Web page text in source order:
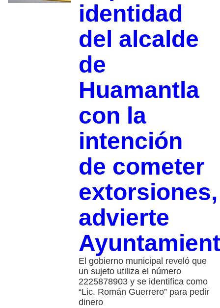
identidad
del alcalde
de
Huamantla
con la
intención
de cometer
extorsiones,
advierte
El gobierno municipal reveló que
un sujeto utiliza el número
2225878903 y se identifica como
“Lic. Román Guerrero” para pedir
dinero